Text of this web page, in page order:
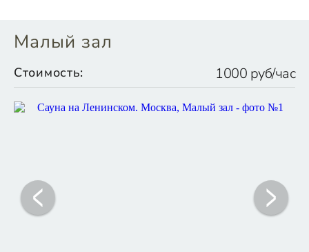
Малый зал
Стоимость: 1000 руб/час